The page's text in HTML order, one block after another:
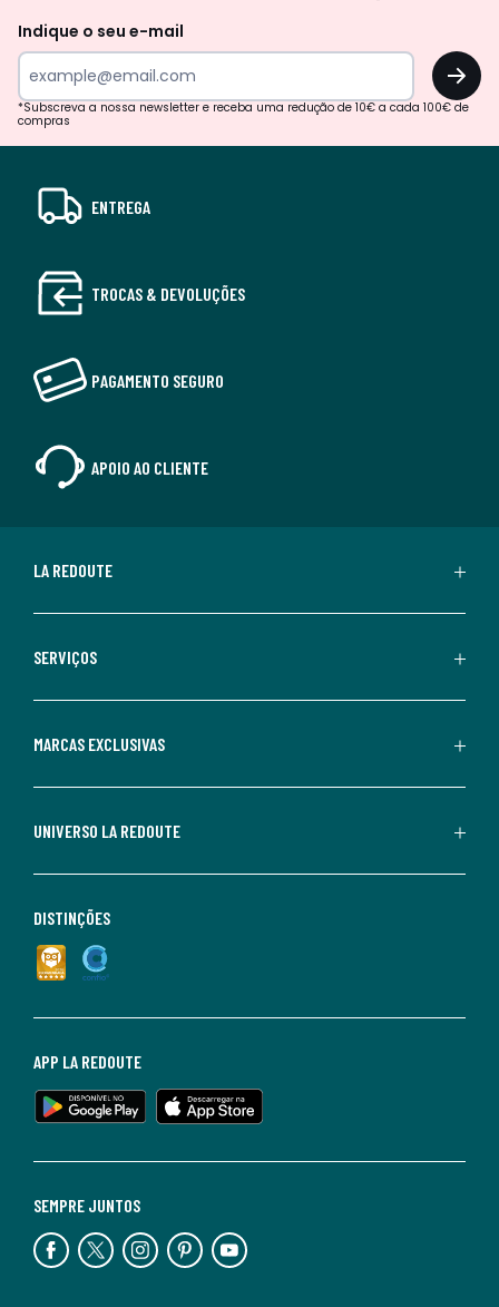
Indique o seu e-mail
OK
*Subscreva a nossa newsletter e receba uma redução de 10€ a cada 100€ de
compras
ENTREGA
TROCAS & DEVOLUÇÕES
PAGAMENTO SEGURO
APOIO AO CLIENTE
LA REDOUTE
SERVIÇOS
MARCAS EXCLUSIVAS
UNIVERSO LA REDOUTE
SEMPRE JUNTOS
APP LA REDOUTE
DISTINÇÕES